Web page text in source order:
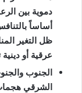
دموية بين
أساساً
ظل التغير
عرقية أو
الجنوب
الشرقي